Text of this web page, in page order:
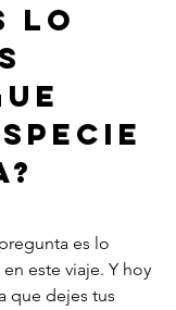
lo
es lo
este viaje. Y hoy
que dejes tus